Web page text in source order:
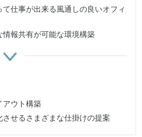
仕事が出来る風通しの良いオフィ
情報共有が可能な環境構築
アウト構築
せるさまざまな仕掛けの提案